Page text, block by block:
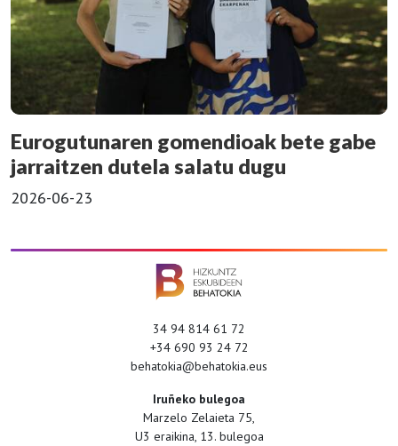
Eurogutunaren gomendioak bete gabe
jarraitzen dutela salatu dugu
2026-06-23
34 94 814 61 72
+34 690 93 24 72
behatokia@behatokia.eus
Iruñeko bulegoa
Marzelo Zelaieta 75,
U3 eraikina, 13. bulegoa